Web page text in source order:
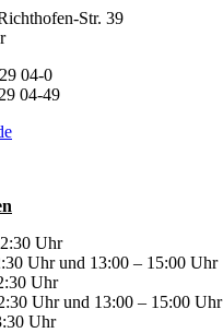
Str. 39
04-0
04-49
Uhr
Uhr und 13:00 – 15:00 Uhr
Uhr
Uhr und 13:00 – 15:00 Uhr
Uhr